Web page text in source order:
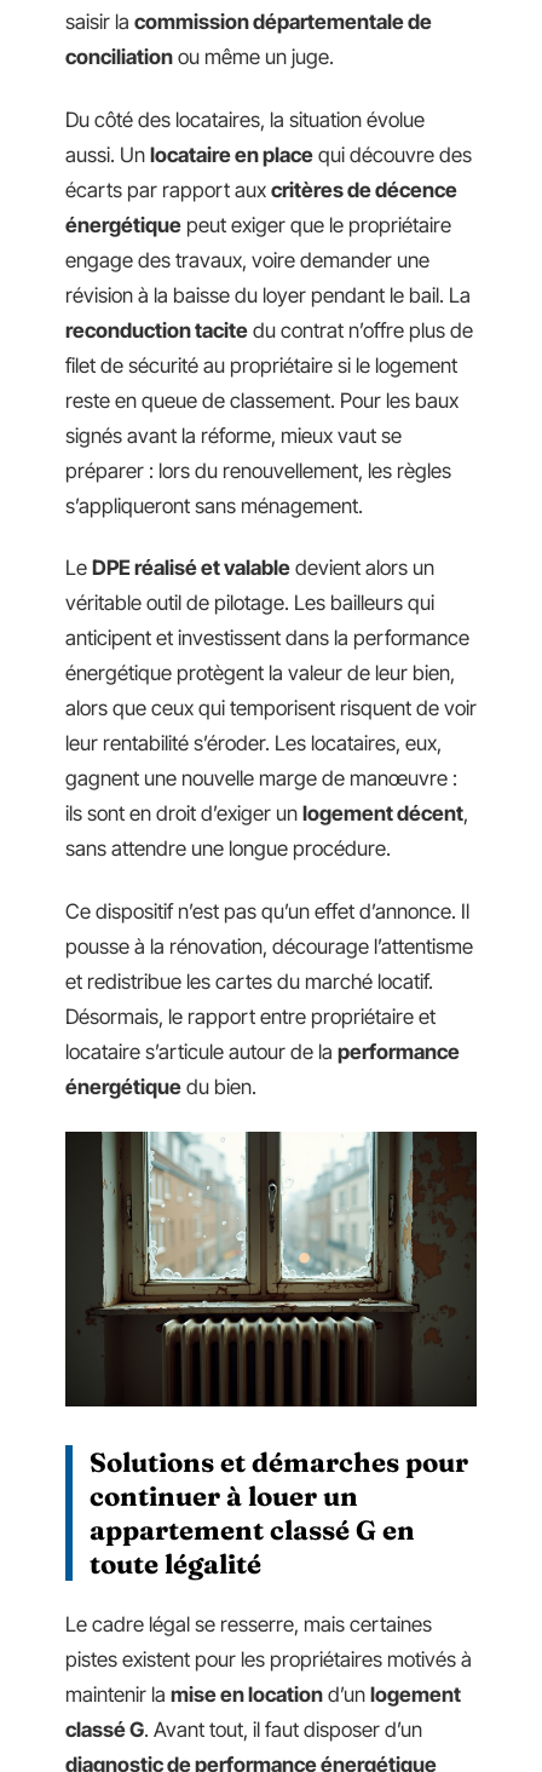
saisir la commission départementale de
conciliation ou même un juge.
Du côté des locataires, la situation évolue
aussi. Un locataire en place qui découvre des
écarts par rapport aux critères de décence
énergétique peut exiger que le propriétaire
engage des travaux, voire demander une
révision à la baisse du loyer pendant le bail. La
reconduction tacite du contrat n’offre plus de
filet de sécurité au propriétaire si le logement
reste en queue de classement. Pour les baux
signés avant la réforme, mieux vaut se
préparer : lors du renouvellement, les règles
s’appliqueront sans ménagement.
Le DPE réalisé et valable devient alors un
véritable outil de pilotage. Les bailleurs qui
anticipent et investissent dans la performance
énergétique protègent la valeur de leur bien,
alors que ceux qui temporisent risquent de voir
leur rentabilité s’éroder. Les locataires, eux,
gagnent une nouvelle marge de manœuvre :
ils sont en droit d’exiger un logement décent,
sans attendre une longue procédure.
Ce dispositif n’est pas qu’un effet d’annonce. Il
pousse à la rénovation, décourage l’attentisme
et redistribue les cartes du marché locatif.
Désormais, le rapport entre propriétaire et
locataire s’articule autour de la performance
énergétique du bien.
Solutions et démarches pour
continuer à louer un
appartement classé G en
toute légalité
Le cadre légal se resserre, mais certaines
pistes existent pour les propriétaires motivés à
maintenir la mise en location d’un logement
classé G. Avant tout, il faut disposer d’un
diagnostic de performance énergétique